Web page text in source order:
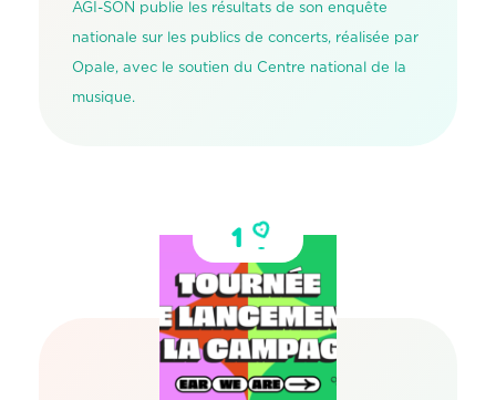
AGI-SON publie les résultats de son enquête
nationale sur les publics de concerts, réalisée par
Opale, avec le soutien du Centre national de la
musique.
1